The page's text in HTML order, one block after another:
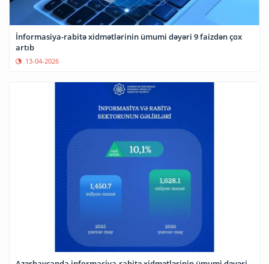
İnformasiya-rabitə xidmətlərinin ümumi dəyəri 9 faizdən çox
artıb
13-04-2026